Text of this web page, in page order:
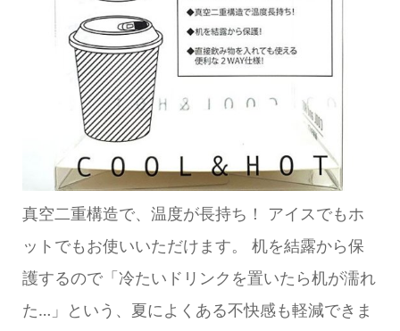
真空二重構造で、温度が長持ち！ アイスでもホ
ットでもお使いいただけます。 机を結露から保
護するので「冷たいドリンクを置いたら机が濡れ
た…」という、夏によくある不快感も軽減できま